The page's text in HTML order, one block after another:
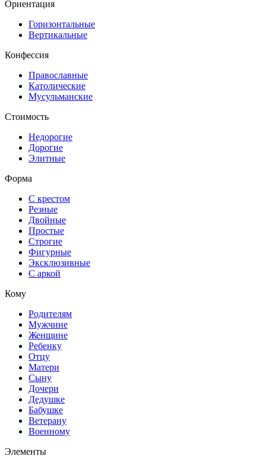
Ориентация
Горизонтальные
Вертикальные
Конфессия
Православные
Католические
Мусульманские
Стоимость
Недорогие
Дорогие
Элитные
Форма
С крестом
Резные
Двойные
Простые
Строгие
Фигурные
Эксклюзивные
С аркой
Кому
Родителям
Мужчине
Женщине
Ребенку
Отцу
Матери
Сыну
Дочери
Дедушке
Бабушке
Ветерану
Военному
Элементы